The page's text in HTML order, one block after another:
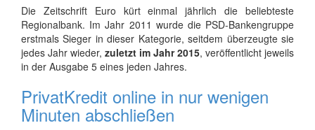
Die Zeitschrift Euro kürt einmal jährlich die beliebteste
Regionalbank. Im Jahr 2011 wurde die PSD-Bankengruppe
erstmals Sieger in dieser Kategorie, seitdem überzeugte sie
jedes Jahr wieder, zuletzt im Jahr 2015, veröffentlicht jeweils
in der Ausgabe 5 eines jeden Jahres.
PrivatKredit online in nur wenigen
Minuten abschließen